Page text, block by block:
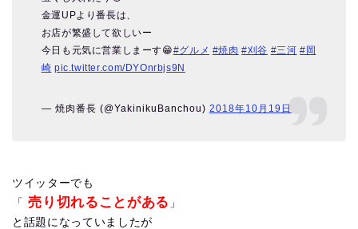
金運UPより番長は、
お店が繁盛して欲しいー
今日も元気に営業しまーす😁#グルメ #焼肉 #刈谷 #三河 #岡
崎 pic.twitter.com/DYOnrbjs9N
— 焼肉番長 (@YakinikuBanchou) 2018年10月19日
ツイッターでも
「
売り切れることがある 」
と話題になっていましたが